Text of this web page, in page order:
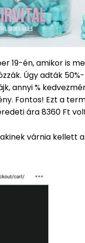
19-én, amikor is
Úgy adták
annyi %
Fontos! Ezt a
ára 8360 Ft
várnia kellett